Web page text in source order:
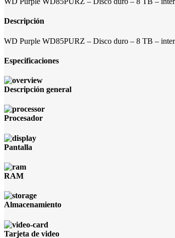
Descripción
WD Purple WD85PURZ – Disco duro – 8 TB –
Especificaciones
Descripción general
Procesador
Pantalla
RAM
Almacenamiento
Tarjeta de video